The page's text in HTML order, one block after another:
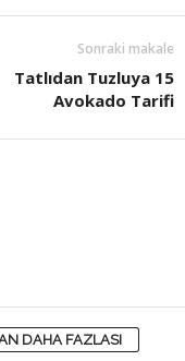
Sonraki makale
Tatlıdan Tuzluya 15
Avokado Tarifi
DAHA FAZLASI